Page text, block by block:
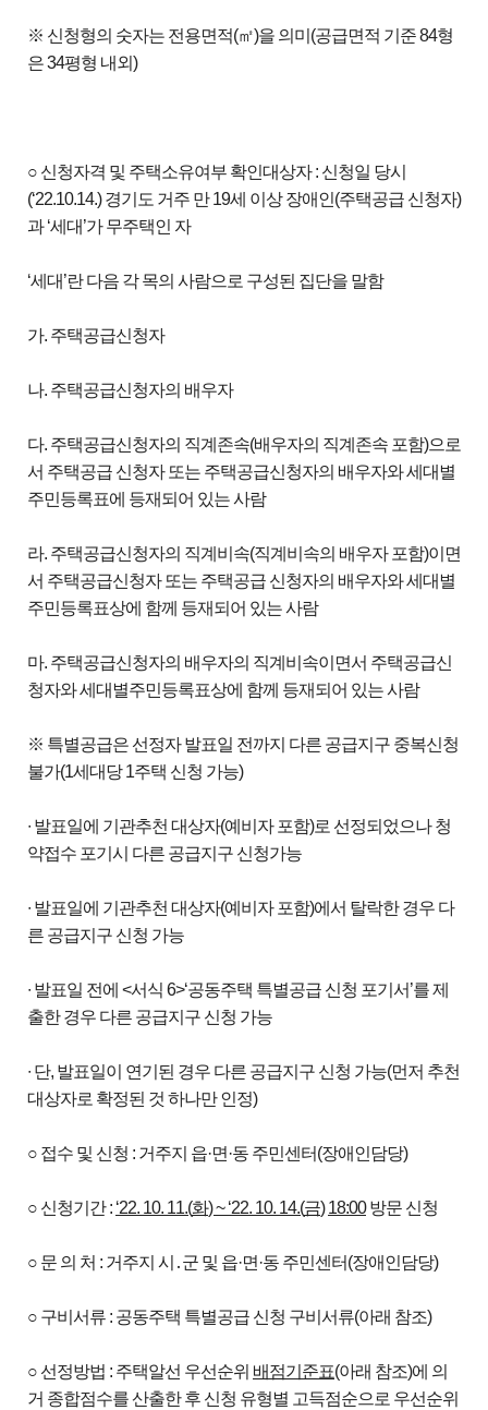
※ 신청형의 숫자는 전용면적(㎡)을 의미(공급면적 기준 84형
은 34평형 내외)
○ 신청자격 및 주택소유여부 확인대상자 : 신청일 당시
(‘22.10.14.) 경기도 거주 만 19세 이상 장애인(주택공급 신청자)
과 ‘세대’가 무주택인 자
‘세대’란 다음 각 목의 사람으로 구성된 집단을 말함
가. 주택공급신청자
나. 주택공급신청자의 배우자
다. 주택공급신청자의 직계존속(배우자의 직계존속 포함)으로
서 주택공급 신청자 또는 주택공급신청자의 배우자와 세대별
주민등록표에 등재되어 있는 사람
라. 주택공급신청자의 직계비속(직계비속의 배우자 포함)이면
서 주택공급신청자 또는 주택공급 신청자의 배우자와 세대별
주민등록표상에 함께 등재되어 있는 사람
마. 주택공급신청자의 배우자의 직계비속이면서 주택공급신
청자와 세대별주민등록표상에 함께 등재되어 있는 사람
※ 특별공급은 선정자 발표일 전까지 다른 공급지구 중복신청
불가(1세대당 1주택 신청 가능)
∙ 발표일에 기관추천 대상자(예비자 포함)로 선정되었으나 청
약접수 포기시 다른 공급지구 신청가능
∙ 발표일에 기관추천 대상자(예비자 포함)에서 탈락한 경우 다
른 공급지구 신청 가능
∙ 발표일 전에 <서식 6>‘공동주택 특별공급 신청 포기서’를 제
출한 경우 다른 공급지구 신청 가능
∙ 단, 발표일이 연기된 경우 다른 공급지구 신청 가능(먼저 추천
대상자로 확정된 것 하나만 인정)
○ 접수 및 신청 : 거주지 읍·면·동 주민센터(장애인담당)
○ 신청기간 : ‘22. 10. 11.(화) ~ ‘22. 10. 14.(금) 18:00방문 신청
○ 문 의 처 : 거주지 시․군 및 읍·면·동 주민센터(장애인담당)
○ 구비서류 : 공동주택 특별공급 신청 구비서류(아래 참조)
○ 선정방법 : 주택알선 우선순위 배점기준표(아래 참조)에 의
거 종합점수를 산출한 후 신청 유형별 고득점순으로 우선순위